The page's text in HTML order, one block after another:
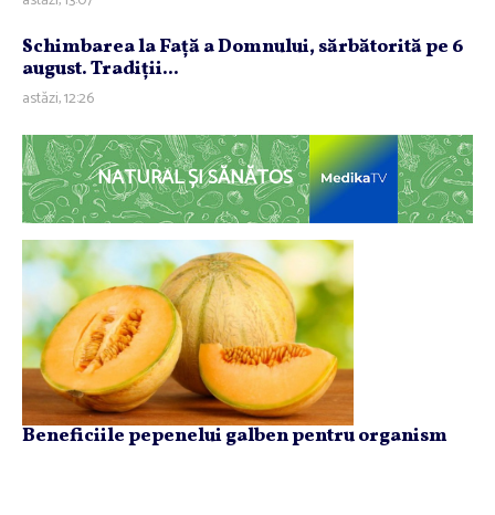
Schimbarea la Faţă a Domnului, sărbătorită pe 6
august. Tradiţii...
astăzi, 12:26
NATURAL ȘI SĂNĂTOS
Beneficiile pepenelui galben pentru organism